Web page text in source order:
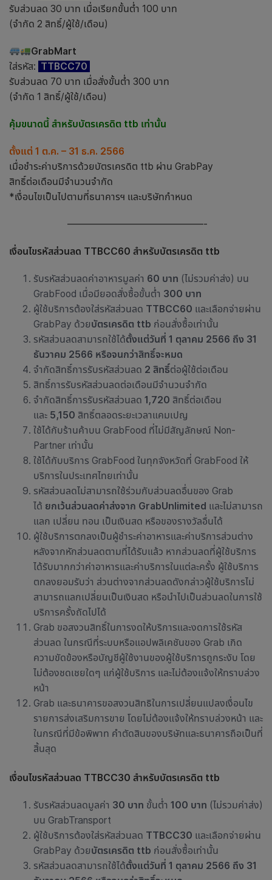
รับส่วนลด 30 บาท เมื่อเรียกขั้นต่ำ 100 บาท
(จำกัด 2 สิทธิ์/ผู้ใช้/เดือน)
GrabMart
ใส่รหัส: TTBCC70
รับส่วนลด 70 บาท เมื่อสั่งขั้นต่ำ 300 บาท
(จำกัด 1 สิทธิ์/ผู้ใช้/เดือน)
คุ้มขนาดนี้ สำหรับบัตรเครดิต ttb เท่านั้น
ตั้งแต่ 1 ต.ค. – 31 ธ.ค. 2566
เมื่อชำระค่าบริการด้วยบัตรเครดิต ttb ผ่าน GrabPay
สิทธิ์ต่อเดือนมีจำนวนจำกัด
*เงื่อนไขเป็นไปตามที่ธนาคารฯ และบริษัทกำหนด
——————————————-
เงื่อนไขรหัสส่วนลด TTBCC60 สำหรับบัตรเครดิต ttb
รับรหัสส่วนลดค่าอาหารมูลค่า 60 บาท (ไม่รวมค่าส่ง) บน
GrabFood เมื่อมียอดสั่งซื้อขั้นต่ำ 300 บาท
ผู้ใช้บริการต้องใส่รหัสส่วนลด TTBCC60 และเลือกจ่ายผ่าน
GrabPay ด้วยบัตรเครดิต ttb ก่อนสั่งซื้อเท่านั้น
รหัสส่วนลดสามารถใช้ได้ตั้งแต่วันที่ 1 ตุลาคม 2566 ถึง 31
ธันวาคม 2566 หรือจนกว่าสิทธิ์จะหมด
จำกัดสิทธิ์การรับรหัสส่วนลด 2 สิทธิ์ต่อผู้ใช้ต่อเดือน
สิทธิ์การรับรหัสส่วนลดต่อเดือนมีจำนวนจำกัด
จำกัดสิทธิ์การรับรหัสส่วนลด 1,720 สิทธิ์ต่อเดือน
และ 5,150 สิทธิ์ตลอดระยะเวลาแคมเปญ
ใช้ได้กับร้านค้าบน GrabFood ที่ไม่มีสัญลักษณ์ Non-
Partner เท่านั้น
ใช้ได้กับบริการ GrabFood ในทุกจังหวัดที่ GrabFood ให้
บริการในประเทศไทยเท่านั้น
รหัสส่วนลดไม่สามารถใช้ร่วมกับส่วนลดอื่นของ Grab
ได้ ยกเว้นส่วนลดค่าส่งจาก GrabUnlimited และไม่สามารถ
แลก เปลี่ยน ทอน เป็นเงินสด หรือของรางวัลอื่นได้
ผู้ใช้บริการตกลงเป็นผู้ชำระค่าอาหารและค่าบริการส่วนต่าง
หลังจากหักส่วนลดตามที่ได้รับแล้ว หากส่วนลดที่ผู้ใช้บริการ
ได้รับมากกว่าค่าอาหารและค่าบริการในแต่ละครั้ง ผู้ใช้บริการ
ตกลงยอมรับว่า ส่วนต่างจากส่วนลดดังกล่าวผู้ใช้บริการไม่
สามารถแลกเปลี่ยนเป็นเงินสด หรือนำไปเป็นส่วนลดในการใช้
บริการครั้งถัดไปได้
Grab ขอสงวนสิทธิ์ในการงดให้บริการและงดการใช้รหัส
ส่วนลด ในกรณีที่ระบบหรือแอปพลิเคชันของ Grab เกิด
ความขัดข้องหรือบัญชีผู้ใช้งานของผู้ใช้บริการถูกระงับ โดย
ไม่ต้องชดเชยใดๆ แก่ผู้ใช้บริการ และไม่ต้องแจ้งให้ทราบล่วง
หน้า
Grab และธนาคารขอสงวนสิทธิในการเปลี่ยนแปลงเงื่อนไข
รายการส่งเสริมการขาย โดยไม่ต้องแจ้งให้ทราบล่วงหน้า และ
ในกรณีที่มีข้อพิพาท คำตัดสินของบริษัทและธนาคารถือเป็นที่
สิ้นสุด
เงื่อนไขรหัสส่วนลด TTBCC30 สำหรับบัตรเครดิต ttb
รับรหัสส่วนลดมูลค่า 30 บาท ขั้นต่ำ 100 บาท (ไม่รวมค่าส่ง)
บน GrabTransport
ผู้ใช้บริการต้องใส่รหัสส่วนลด TTBCC30 และเลือกจ่ายผ่าน
GrabPay ด้วยบัตรเครดิต ttb ก่อนสั่งซื้อเท่านั้น
รหัสส่วนลดสามารถใช้ได้ตั้งแต่วันที่ 1 ตุลาคม 2566 ถึง 31